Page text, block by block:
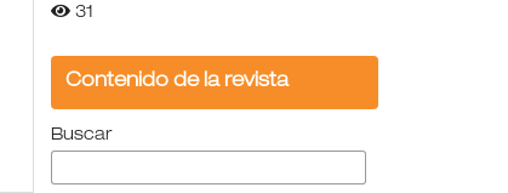
31
Contenido de la revista
Buscar